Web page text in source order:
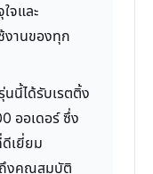
จและ
านของทุก
นนี้ได้รับเรตติ้ง
ออเดอร์ ซึ่ง
เยี่ยม
ถึงคุณสมบัติ